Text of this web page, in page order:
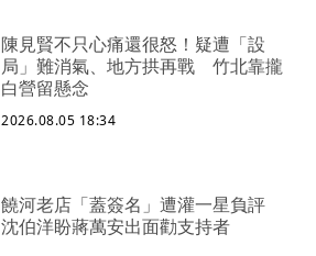
陳見賢不只心痛還很怒！疑遭「設
局」難消氣、地方拱再戰 竹北靠攏
白營留懸念
2026.08.05 18:34
饒河老店「蓋簽名」遭灌一星負評
沈伯洋盼蔣萬安出面勸支持者